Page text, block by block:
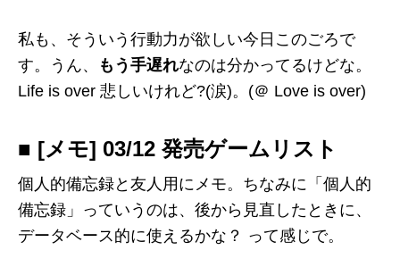
私も、そういう行動力が欲しい今日このごろで
す。うん、
もう手遅れなのは分かってるけどな。
Life is over 悲しいけれど?(涙)。(＠ Love is over)
■ [メモ] 03/12 発売ゲームリスト
個人的備忘録と友人用にメモ。ちなみに「個人的
備忘録」っていうのは、後から見直したときに、
データベース的に使えるかな？ って感じで。